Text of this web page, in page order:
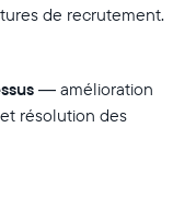
de recrutement.
— amélioration
résolution des